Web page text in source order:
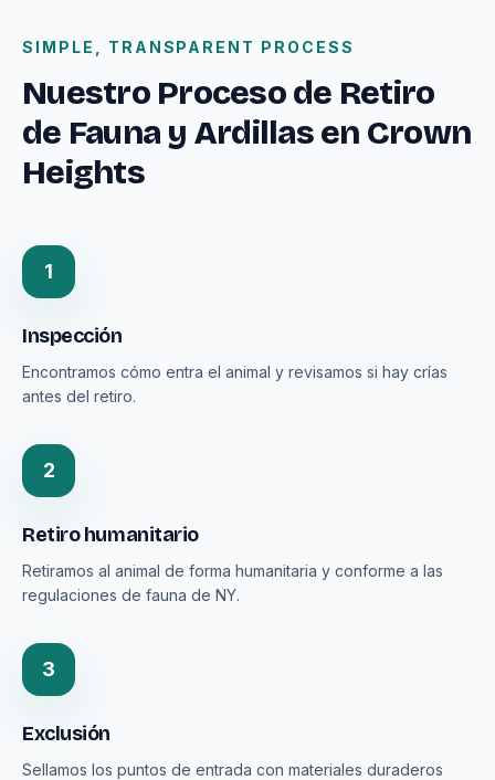
SIMPLE, TRANSPARENT PROCESS
Nuestro Proceso de Retiro
de Fauna y Ardillas en Crown
Heights
1
Inspección
Encontramos cómo entra el animal y revisamos si hay crías
antes del retiro.
2
Retiro humanitario
Retiramos al animal de forma humanitaria y conforme a las
regulaciones de fauna de NY.
3
Exclusión
Sellamos los puntos de entrada con materiales duraderos